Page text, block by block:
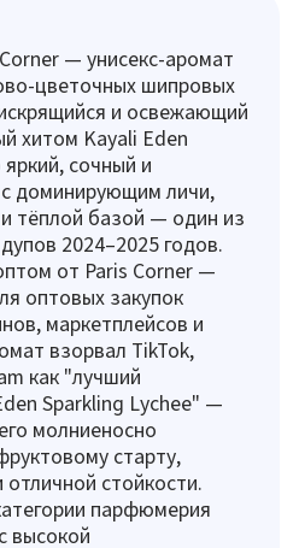
— унисекс-аромат
цветочных шипровых
и освежающий
хитом Kayali Eden
сочный и
доминирующим личи,
тёплой базой — один из
2024–2025 годов.
от Paris Corner —
оптовых закупок
маркетплейсов и
взорвал TikTok,
как "лучший
Sparkling Lychee" —
молниеносно
старту,
стойкости.
парфюмерия
высокой